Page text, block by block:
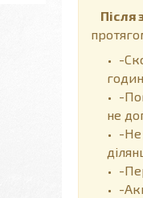
Після
-
-
не
-Не
-
-